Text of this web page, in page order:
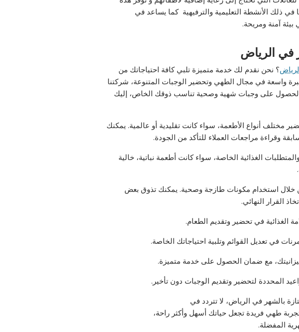
في ذلك الأنشطة التعليمية والترفيهية كما يساعد في
بيئة آمنة ومريحة.
في الرياض
؟ نحن نقدم لك خدمة متميزة تلبي كافة احتياجاتك من
واسعة في مجال الطهي وتحضير الوجبات المتنوعة، شركتنا
على وجبات شهية وصحية تناسب ذوقك الخاص، إليك
مختلف أنواع الأطعمة، سواء كانت تقليدية أو عالمية. يمكنك
وقراءة مراجعات العملاء للتأكد من الجودة.
الغذائية الخاصة، سواء كانت أطعمة نباتية، خالية
استخدام مكونات طازجة وصحية. يمكنك تذوق بعض
القرار النهائي.
الغذائية في تحضير وتقديم الطعام.
في تعديل القوائم وتلبية احتياجاتك الخاصة.
مع ضمان الحصول على خدمة متميزة.
المحددة لتحضير وتقديم الوجبات دون تأخير.
بالشهر في الرياض، لا تتردد في
طهي فريدة تجعل حياتك أسهل وأكثر راحة،
المفضلة.